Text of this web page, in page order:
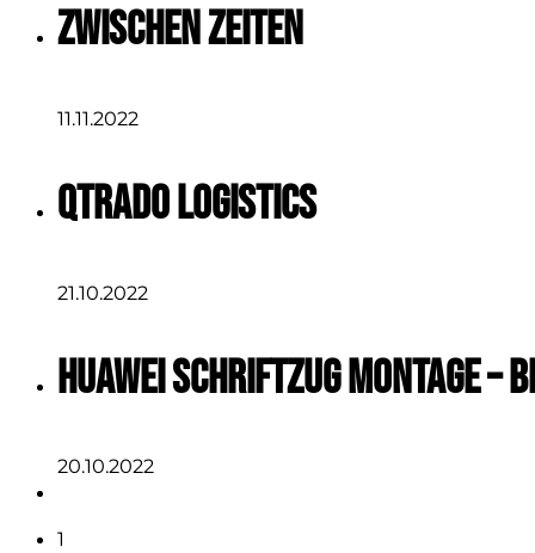
Zwischen Zeiten
11.11.2022
QTRADO Logistics
21.10.2022
Huawei Schriftzug Montage –
20.10.2022
1